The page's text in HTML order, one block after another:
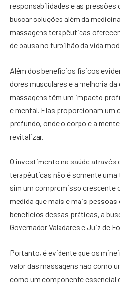
responsabilidades e as
buscar soluções além da
massagens terapêuticas
de pausa no turbilhão da vida
Além dos benefícios físicos
dores musculares e a melhoria
massagens têm um impacto
e mental. Elas proporcionam um
profundo, onde o corpo e a
revitalizar.
O investimento na saúde através
terapêuticas não é somente uma
sim um compromisso crescente
medida que mais e mais
benefícios dessas práticas, a
Governador Valadares e Juiz de
Portanto, é evidente que os
valor das massagens não como
como um componente essencial